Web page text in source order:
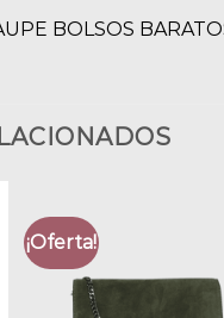
BOLSOS
¡Oferta!